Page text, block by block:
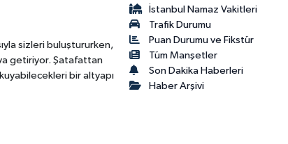
sizleri buluştururken,
getiriyor. Şatafattan
bir altyapı
İstanbul Namaz Vakitleri
Trafik Durumu
Puan Durumu ve Fikstür
Tüm Manşetler
Son Dakika Haberleri
Haber Arşivi